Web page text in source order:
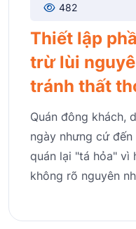
482
Thiết lập
trừ lùi
tránh thất
Quán đông khách,
ngày nhưng cứ
quán lại "tá hỏa" vì
không rõ nguyên